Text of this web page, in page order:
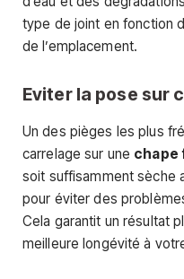
type de joint en fonction
de l’emplacement.
Eviter la pose sur
Un des pièges les plus
carrelage sur une chape
soit suffisamment sèche
pour éviter des
Cela garantit un résultat
meilleure longévité à